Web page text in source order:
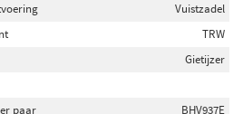
Vuistzadel
TRW
Gietijzer
paar
BHV937E